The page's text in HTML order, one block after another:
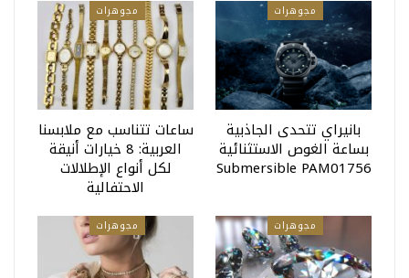
مجوهرات
بانيراي تتحدى الجاذبية
بساعة الغوص الاستثنائية
Submersible PAM01756
مجوهرات
ساعات تتناسب مع ملابسنا
العربية: 8 خيارات أنيقة
لكل أنواع الإطلالات
الاحتفالية
مجوهرات مجوهرات